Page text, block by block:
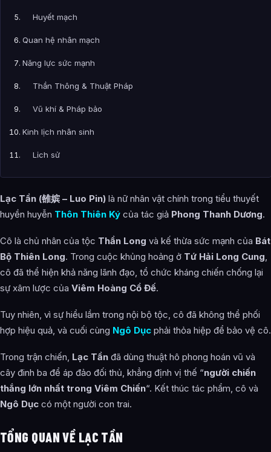
Huyết mạch
Quan hệ nhân mạch
Năng lực sức mạnh
Thần Thông & Thuật Pháp
Vũ khí & Pháp bảo
Kinh lịch nhân sinh
Lịch sử
Tiên Long Đế Giới
Truyền thừa Bát Bộ Thiên Long
Biểu hiện trong chiến đấu
Hình tượng trong các tác phẩm phái sinh
Lời trích dẫn
Ảnh về Lạc Tần
Bài Viết Liên Quan
Câu Hỏi Thường Gặp
Lạc Tần là ai?
Cảnh giới tu luyện của Lạc Tần như thế nào?
Lạc Tần xuất hiện trong tác phẩm nào?
Lạc Tần (雒嫔 – Luo Pin) là nữ nhân vật chính trong tiểu thuyết
huyền huyễn Thôn Thiên Ký của tác giả Phong Thanh Dương.
Cô là chủ nhân của tộc Thần Long và kế thừa sức mạnh của Bát
Bộ Thiên Long. Trong cuộc khủng hoảng ở Tứ Hải Long Cung,
cô đã thể hiện khả năng lãnh đạo, tổ chức kháng chiến chống lại
sự xâm lược của Viêm Hoàng Cổ Đế.
Tuy nhiên, vì sự hiểu lầm trong nội bộ tộc, cô đã không thể phối
hợp hiệu quả, và cuối cùng Ngô Dục phải thỏa hiệp để bảo vệ cô.
Trong trận chiến, Lạc Tần đã dùng thuật hô phong hoán vũ và
cây đinh ba để áp đảo đối thủ, khẳng định vị thế “người chiến
thắng lớn nhất trong Viêm Chiến“. Kết thúc tác phẩm, cô và
Ngô Dục có một người con trai.
TỔNG QUAN VỀ LẠC TẦN